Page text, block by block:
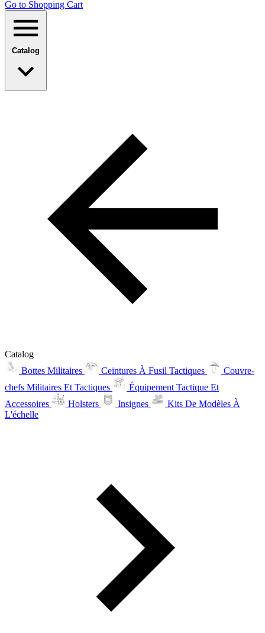
Go to Shopping Сart
Catalog
Catalog
Bottes Militaires
Ceintures À Fusil Tactiques
Couvre-
chefs Militaires Et Tactiques
Équipement Tactique Et
Accessoires
Holsters Insignes
Kits De Modèles À
L'échelle